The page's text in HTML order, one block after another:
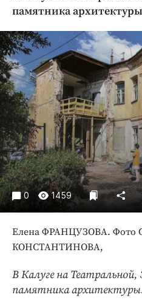
Благоустройство
Культура
Недвижимость и
Образование
Общество
Погода
Праздники
Происшествия
Спорт
Экономика и бизнес
ПРОЕКТЫ
Блоги
Медиаперсона
Интересное чтиво
памятника
0 1459
Елена ФРАНЦУЗОВА. Фото
КОНСТАНТИНОВА,
В Калуге на
памятника